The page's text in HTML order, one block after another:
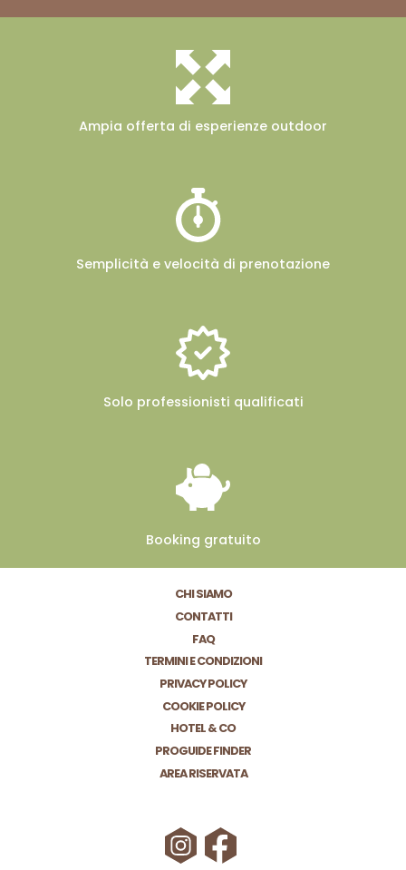
Ampia offerta di esperienze outdoor
Semplicità e velocità di prenotazione
Solo professionisti qualificati
Booking gratuito
CHI SIAMO
CONTATTI
FAQ
TERMINI E CONDIZIONI
PRIVACY POLICY
COOKIE POLICY
HOTEL & CO
PROGUIDE FINDER
AREA RISERVATA